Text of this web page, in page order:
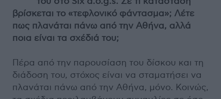
βρίσκεται το «τεφλονικό φάντασμα»; Λέτε
πως πλανάται πάνω από την Αθήνα, αλλά
ποια είναι τα σχέδιά του;
Πέρα από την παρουσίαση του δίσκου και τη
διάδοση του, στόχος είναι να σταματήσει να
πλανάται πάνω από την Αθήνα, μόνο. Κοινώς,